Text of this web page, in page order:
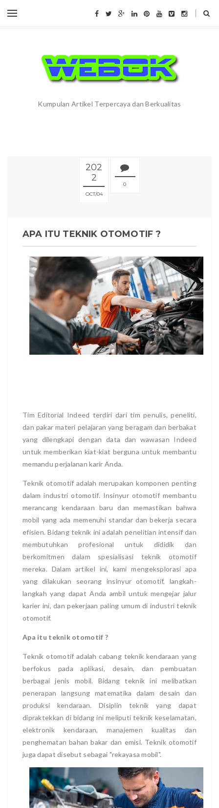
Kumpulan Artikel Terpercaya dan Berkualitas
202
2
OCT 04
0
APA ITU TEKNIK OTOMOTIF ?
Tim Editorial Indeed terdiri dari tim penulis, peneliti,
dan pakar materi pelajaran yang beragam dan berbakat
yang dilengkapi dengan data dan wawasan Indeed
untuk memberikan kiat-kiat berguna untuk membantu
memandu perjalanan karir Anda.
Teknik otomotif adalah merupakan komponen penting
dalam industri otomotif. Insinyur otomotif membantu
merancang kendaraan baru dan memastikan bahwa
mobil yang ada memenuhi standar dan bekerja secara
efisien. Bidang teknik ini adalah penelitian intensif dan
membutuhkan profesional untuk dididik dan
berkomitmen dalam spesialisasi teknik otomotif
mereka. Dalam artikel ini, kami mengeksplorasi apa
yang dilakukan seorang insinyur otomotif, langkah-
langkah yang dapat Anda ambil untuk mengejar jalur
karier ini, dan pekerjaan paling umum di industri teknik
otomotif.
Apa itu teknik otomotif ?
Teknik otomotif adalah cabang teknik kendaraan yang
berfokus pada aplikasi, desain, dan pembuatan
berbagai jenis mobil. Bidang teknik ini melibatkan
penerapan langsung matematika dalam desain dan
produksi kendaraan. Disiplin teknik yang dapat
dipraktekkan di bidang ini meliputi teknik keselamatan,
elektronik kendaraan, manajemen kualitas dan
penghematan bahan bakar dan emisi. Teknik otomotif
juga dapat disebut sebagai "rekayasa mobil".